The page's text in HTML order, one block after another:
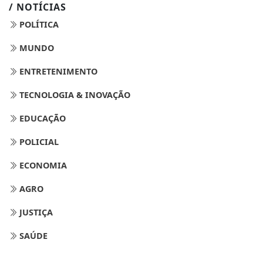
/ NOTÍCIAS
POLÍTICA
MUNDO
ENTRETENIMENTO
TECNOLOGIA & INOVAÇÃO
EDUCAÇÃO
POLICIAL
ECONOMIA
AGRO
JUSTIÇA
SAÚDE